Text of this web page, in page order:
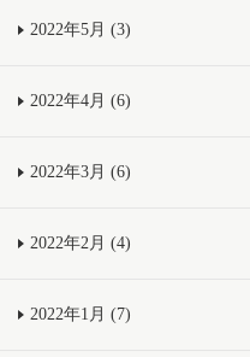
2022年5月 (3)
2022年4月 (6)
2022年3月 (6)
2022年2月 (4)
2022年1月 (7)